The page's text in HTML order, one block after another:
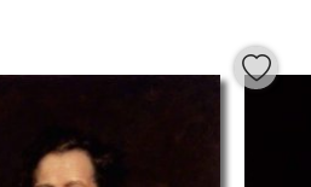
à plonger au cœur de son
d'art, mais vous créerez